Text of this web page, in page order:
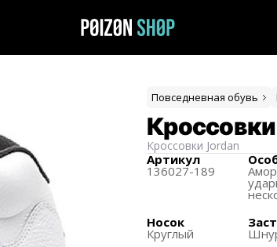
Повседневная обувь
Кроссовки Jordan
Артикул
136027-189
Носок
Круглый